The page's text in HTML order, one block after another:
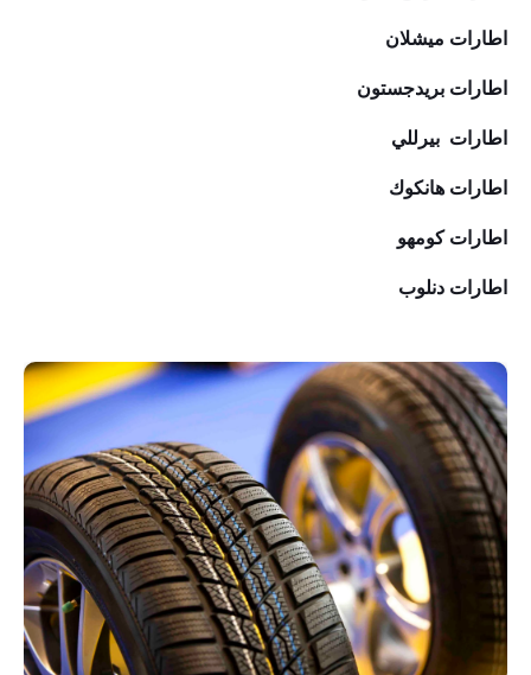
اطارات ميشلان
اطارات بريدجستون
اطارات بيرللي
اطارات هانكوك
اطارات كومهو
اطارات دنلوب